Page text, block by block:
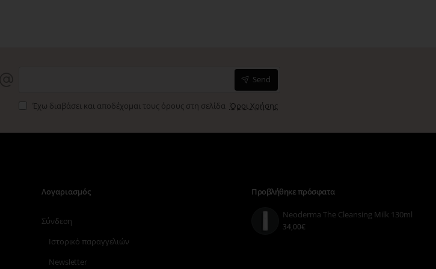
Send
Έχω διαβάσει και αποδέχομαι τους όρους στη σελίδα Όροι Χρήσης
Λογαριασμός
Σύνδεση
Ιστορικό παραγγελιών
Newsletter
Προβλήθηκε πρόσφατα
Neoderma The Cleansing Milk 130ml
34,00€